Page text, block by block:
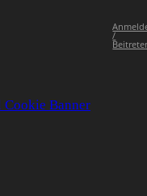
/
Cookie Banner